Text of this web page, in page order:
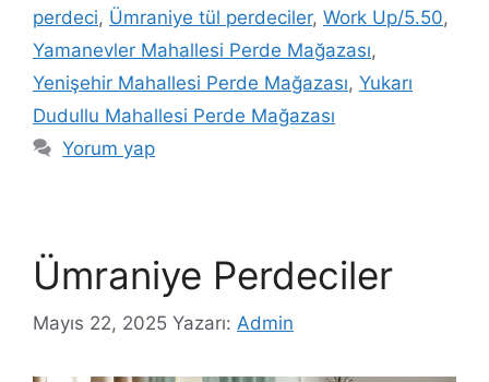
perdeci, Ümraniye tül perdeciler, Work Up/5.50,
Yamanevler Mahallesi Perde Mağazası,
Yenişehir Mahallesi Perde Mağazası, Yukarı
Dudullu Mahallesi Perde Mağazası
Yorum yap
Ümraniye Perdeciler
Mayıs 22, 2025 Yazarı: Admin